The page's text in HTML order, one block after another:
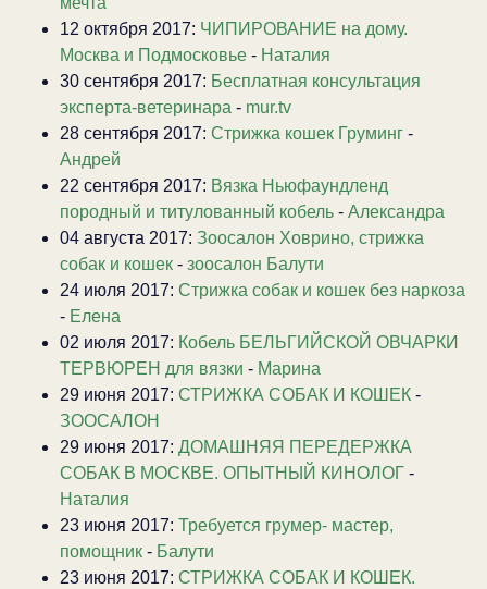
12 октября 2017: ЧИПИРОВАНИЕ на дому.
Москва и Подмосковье - Наталия
30 сентября 2017: Бесплатная консультация
эксперта-ветеринара - mur.tv
28 сентября 2017: Стрижка кошек Груминг -
Андрей
22 сентября 2017: Вязка Ньюфаундленд
породный и титулованный кобель - Александра
04 августа 2017: Зоосалон Ховрино, стрижка
собак и кошек - зоосалон Балути
24 июля 2017: Стрижка собак и кошек без наркоза
- Елена
02 июля 2017: Кобель БЕЛЬГИЙСКОЙ ОВЧАРКИ
ТЕРВЮРЕН для вязки - Марина
29 июня 2017: СТРИЖКА СОБАК И КОШЕК -
ЗООСАЛОН
29 июня 2017: ДОМАШНЯЯ ПЕРЕДЕРЖКА
СОБАК В МОСКВЕ. ОПЫТНЫЙ КИНОЛОГ -
Наталия
23 июня 2017: Требуется грумер- мастер,
помощник - Балути
23 июня 2017: СТРИЖКА СОБАК И КОШЕК.